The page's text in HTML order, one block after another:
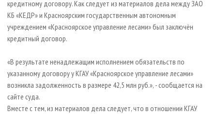
ПРОИЗВОДСТВО МЕБЕЛИ
БИОЭНЕРГЕТИКА
ЦБП
ПРИОРИТЕТНЫЕ ИНВЕСТПРОЕКТЫ
RUSSIAN FORESTRY REVIEW
ГАЗЕТА ЛЕСПРОМФОРУМ
кредитному договору. Как следует из материалов дела между ЗАО
КБ «КЕДР» и Красноярским государственным автономным
учреждением «Красноярское управление лесами» был заключён
кредитный договор.
«В результате ненадлежащим исполнением обязательств по
указанному договору у КГАУ «Красноярское управление лесами»
возникла задолженность в размере 42,5 млн руб.», - сообщается на
сайте суда.
Вместе с тем, из материалов дела следует, что в отношении КГАУ